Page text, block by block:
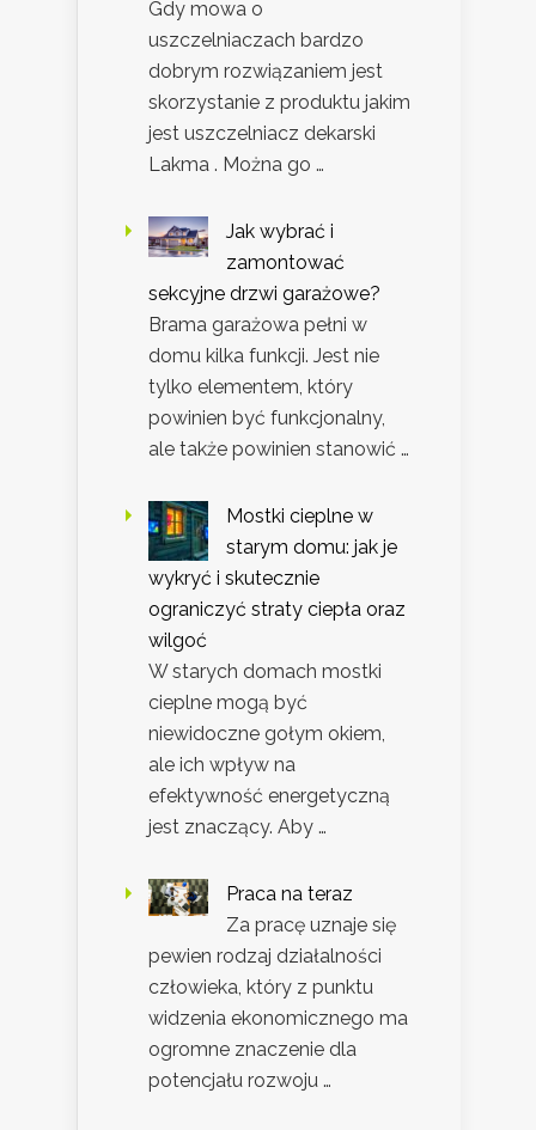
Gdy mowa o
uszczelniaczach bardzo
dobrym rozwiązaniem jest
skorzystanie z produktu jakim
jest uszczelniacz dekarski
Lakma . Można go …
Jak wybrać i
zamontować
sekcyjne drzwi garażowe?
Brama garażowa pełni w
domu kilka funkcji. Jest nie
tylko elementem, który
powinien być funkcjonalny,
ale także powinien stanowić …
Mostki cieplne w
starym domu: jak je
wykryć i skutecznie
ograniczyć straty ciepła oraz
wilgoć
W starych domach mostki
cieplne mogą być
niewidoczne gołym okiem,
ale ich wpływ na
efektywność energetyczną
jest znaczący. Aby …
Praca na teraz
Za pracę uznaje się
pewien rodzaj działalności
człowieka, który z punktu
widzenia ekonomicznego ma
ogromne znaczenie dla
potencjału rozwoju …